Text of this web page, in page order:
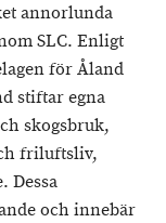
annorlunda
SLC. Enligt
för Åland
stiftar egna
skogsbruk,
friluftsliv,
Dessa
och innebär